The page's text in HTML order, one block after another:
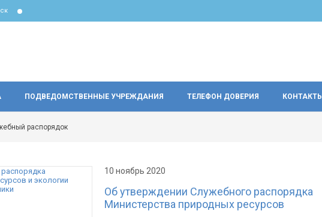
ПОДВЕДОМСТВЕННЫЕ УЧРЕЖДАНИЯ ТЕЛЕФОН ДОВЕРИЯ КОНТАКТЫ
распорядок
10 ноябрь 2020
Об утверждении Служебного распорядка
Министерства природных ресурсов